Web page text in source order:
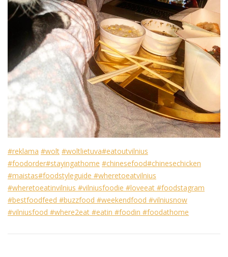
#reklama #wolt #woltlietuva#eatoutvilnius
#foodorder#stayingathome #chinesefood#chinesechicken
#maistas#foodstyleguide #wheretoeatvilnius
#wheretoeatinvilnius #vilniusfoodie #loveeat #foodstagram
#bestfoodfeed #buzzfood #weekendfood #vilniusnow
#vilniusfood #where2eat #eatin #foodin #foodathome